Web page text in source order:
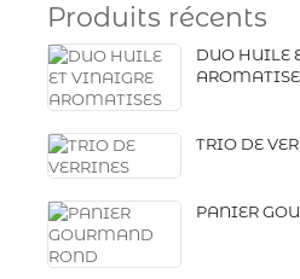
Produits récents
DUO HUILE
TRIO DE
PANIER